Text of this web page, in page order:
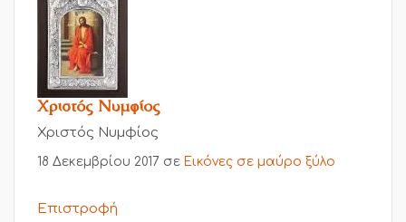
Χριστός Νυμφίος
Χριστός Νυμφίος
18 Δεκεμβρίου 2017 σε Εικόνες σε μαύρο ξύλο
Επιστροφή